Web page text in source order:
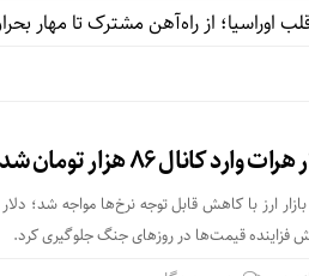
از راه‌آهن مشترک تا مهار بحران
۸۶ هزار تومان شد
فزاینده قیمت‌ها در روزهای جنگ جلوگیری کرد.